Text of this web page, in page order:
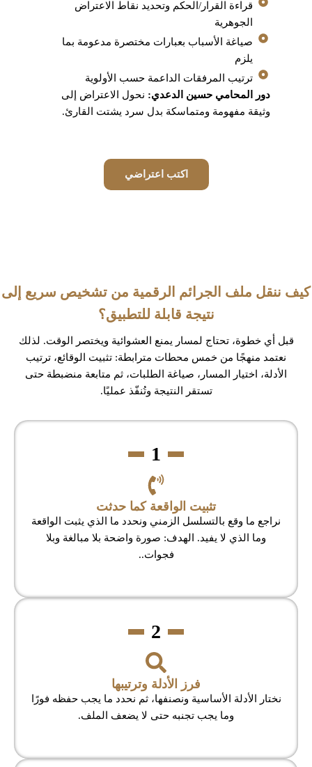
قراءة القرار/الحكم وتحديد نقاط الاعتراض
الجوهرية
صياغة الأسباب بعبارات مختصرة مدعومة بما
يلزم
ترتيب المرفقات الداعمة حسب الأولوية
دور المحامي حسين الدعدي: نحول الاعتراض إلى
وثيقة مفهومة ومتماسكة بدل سرد يشتت القارئ.
اكتب اعتراضي
كيف ننقل ملف الجرائم الرقمية من تشخيص سريع إلى
نتيجة قابلة للتطبيق؟
قبل أي خطوة، تحتاج لمسار يمنع العشوائية ويختصر الوقت. لذلك
نعتمد منهجًا من خمس محطات مترابطة: تثبيت الوقائع، ترتيب
الأدلة، اختيار المسار، صياغة الطلبات، ثم متابعة منضبطة حتى
تستقر النتيجة وتُنفّذ عمليًا.
1
تثبيت الواقعة كما حدثت
نراجع ما وقع بالتسلسل الزمني ونحدد ما الذي يثبت الواقعة
وما الذي لا يفيد. الهدف: صورة واضحة بلا مبالغة وبلا
فجوات..
2
فرز الأدلة وترتيبها
نختار الأدلة الأساسية ونصنفها، ثم نحدد ما يجب حفظه فورًا
وما يجب تجنبه حتى لا يضعف الملف.